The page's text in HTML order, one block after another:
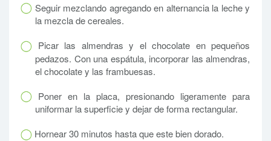
Seguir mezclando agregando en alternancia la leche y
la mezcla de cereales.
Picar las almendras y el chocolate en pequeños
pedazos. Con una espátula, incorporar las almendras,
el chocolate y las frambuesas.
Poner en la placa, presionando ligeramente para
uniformar la superficie y dejar de forma rectangular.
Hornear 30 minutos hasta que este bien dorado.